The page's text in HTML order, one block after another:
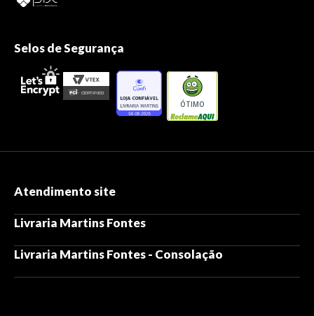
Selos de Segurança
ÓTIMO
Atendimento site
Livraria Martins Fontes
Livraria Martins Fontes - Consolação